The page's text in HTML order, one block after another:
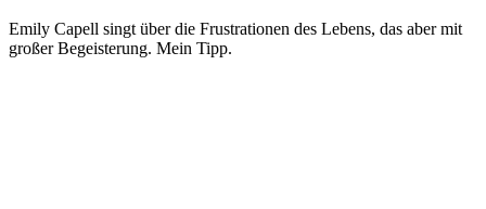
Emily Capell singt über die Frustrationen des Lebens, das aber mit
großer Begeisterung. Mein Tipp.